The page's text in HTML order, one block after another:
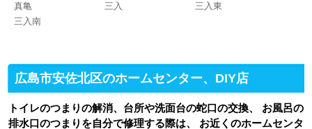
真亀 三入
三入東
三入南
広島市安佐北区のホームセンター、DIY店
トイレのつまりの解消、台所や洗面台の蛇口の交換、 お風呂の
排水口のつまりを自分で修理する際は、 お近くのホームセンタ